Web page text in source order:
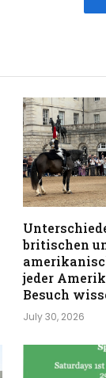
britischen
jeder
Besuch
July 30, 2026